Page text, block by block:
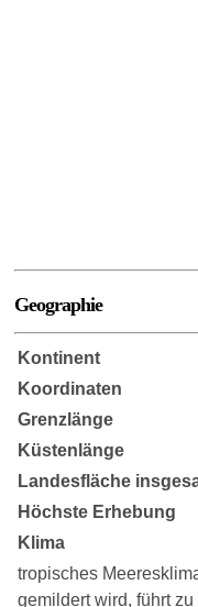
Geographie
Kontinent
Koordinaten
Grenzlänge
Küstenlänge
Landesfläche
Höchste Erhebung
Klima
tropisches
gemildert wird, führt